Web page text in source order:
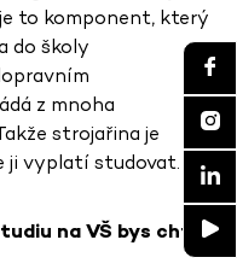
to komponent, který
do školy
z mnoha
strojařina je
ji vyplatí studovat.
na VŠ bys chtěl